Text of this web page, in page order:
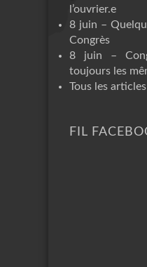
l’ouvrier.e
8 juin –
Congrès
8 juin –
toujours les
Tous les
FIL